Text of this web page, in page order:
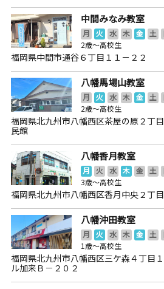
中間みなみ教室
月 火 水 木 金 土
2歳～高校生
福岡県中間市通谷６丁目１１－２２
八幡馬場山教室
月 火 水 木 金 土
2歳～高校生
福岡県北九州市八幡西区茶屋の原２丁
民館
八幡香月教室
月 火 水 木 金 土
3歳～高校生
福岡県北九州市八幡西区香月中央２丁
八幡沖田教室
月 火 水 木 金 土
1歳～高校生
福岡県北九州市八幡西区三ケ森４丁目
ル加来Ｂ－２０２